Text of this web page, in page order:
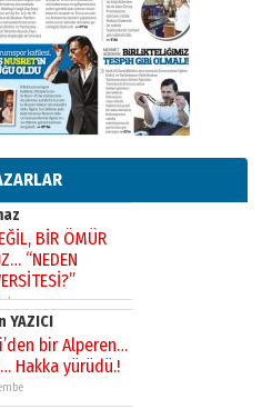
ERKON’da
aşağı
şehir, bir
kimin
BİR ÖMÜR
“NEDEN
YAZICI
bir Alperen…
Hakka yürüdü.!